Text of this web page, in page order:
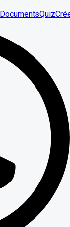
DocumentsQuiz